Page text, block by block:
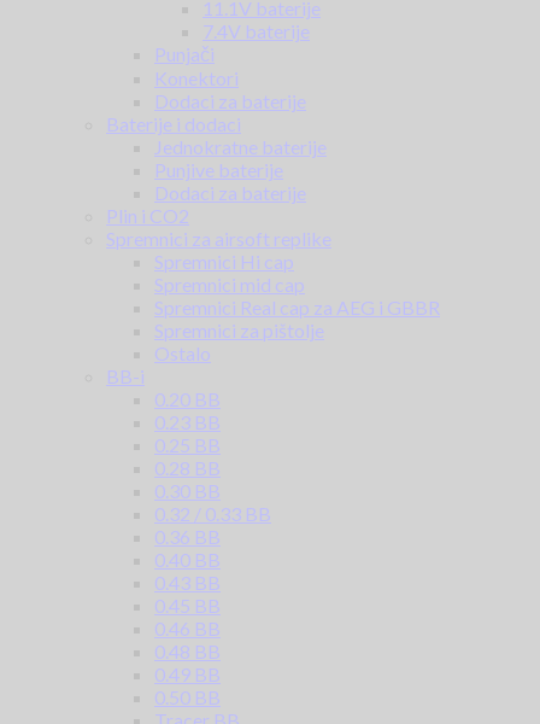
11.1V baterije
7.4V baterije
Punjači
Konektori
Dodaci za baterije
Baterije i dodaci
Jednokratne baterije
Punjive baterije
Dodaci za baterije
Plin i CO2
Spremnici za airsoft replike
Spremnici Hi cap
Spremnici mid cap
Spremnici Real cap za AEG i GBBR
Spremnici za pištolje
Ostalo
BB-i
0.20 BB
0.23 BB
0.25 BB
0.28 BB
0.30 BB
0.32 / 0.33 BB
0.36 BB
0.40 BB
0.43 BB
0.45 BB
0.46 BB
0.48 BB
0.49 BB
0.50 BB